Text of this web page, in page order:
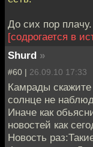
До сих пор плачу.
[содрогается в
Shurd »
#60 | 26.09.10 17:33
Камрады
солнце не
Иначе как
новостей как
Новость